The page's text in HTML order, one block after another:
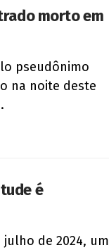
morto em
pseudônimo
na noite deste
é
de 2024, um